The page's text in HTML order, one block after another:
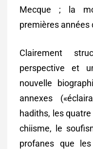
Mecque ; la
premières années
Clairement
perspective et
nouvelle
annexes
hadiths, les
chiisme, le
profanes que